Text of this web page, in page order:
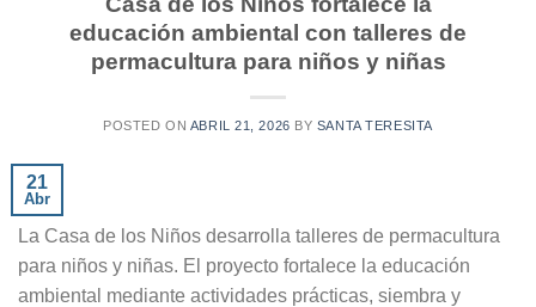
educación ambiental con talleres de
permacultura para niños y niñas
POSTED ON ABRIL 21, 2026 BY SANTA TERESITA
21
Abr
La Casa de los Niños desarrolla talleres de permacultura
para niños y niñas. El proyecto fortalece la educación
ambiental mediante actividades prácticas, siembra y